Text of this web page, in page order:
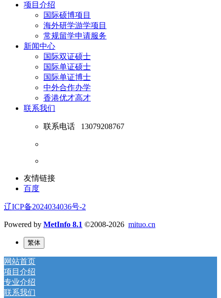
项目介绍
国际硕博项目
海外研学游学项目
常规留学申请服务
新闻中心
国际双证硕士
国际单证硕士
国际单证博士
中外合作办学
香港优才高才
联系我们
联系电话 13079208767
友情链接
百度
辽ICP备2024034036号-2
Powered by MetInfo 8.1 ©2008-2026 mituo.cn
繁体
网站首页
项目介绍
专业介绍
联系我们